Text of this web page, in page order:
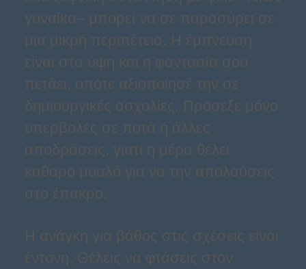
γυναίκα– μπορεί να σε παρασύρει σε
μια μικρή περιπέτεια. Η έμπνευση
είναι στα ύψη και η φαντασία σου
πετάει, οπότε αξιοποίησέ την σε
δημιουργικές ασχολίες. Πρόσεξε μόνο
υπερβολές σε ποτά ή άλλες
αποδράσεις, γιατί η μέρα θέλει
καθαρό μυαλό για να την απολαύσεις
στο έπακρο.
Η ανάγκη για βάθος στις σχέσεις είναι
έντονη. Θέλεις να φτάσεις στον